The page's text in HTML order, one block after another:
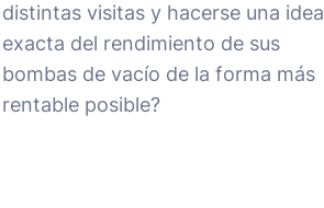
distintas visitas y hacerse una idea
exacta del rendimiento de sus
bombas de vacío de la forma más
rentable posible?